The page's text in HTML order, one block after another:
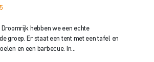
hebben we een echte
groep. Er staat een tent met een tafel en
en een barbecue. In...